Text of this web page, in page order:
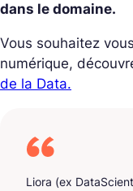
dans le domaine.
Vous souhaitez
numérique,
de la Data.
Liora (ex